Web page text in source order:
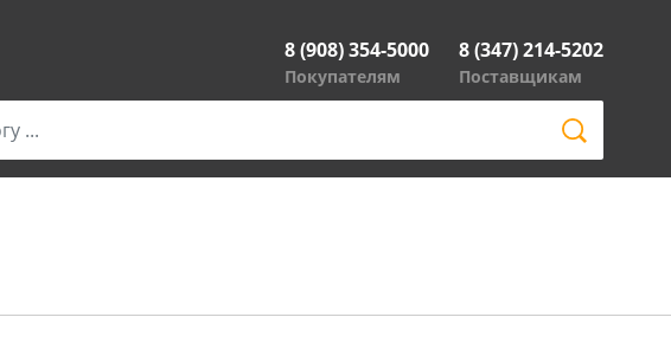
8 (908) 354-5000
Покупателям
8 (347) 214-5202
Поставщикам